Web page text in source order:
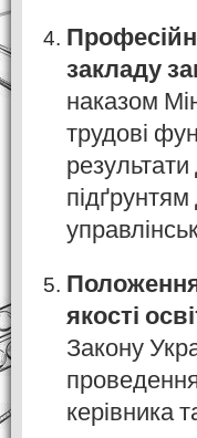
закладу
наказом
трудові
результати
якості
Закону
керівника